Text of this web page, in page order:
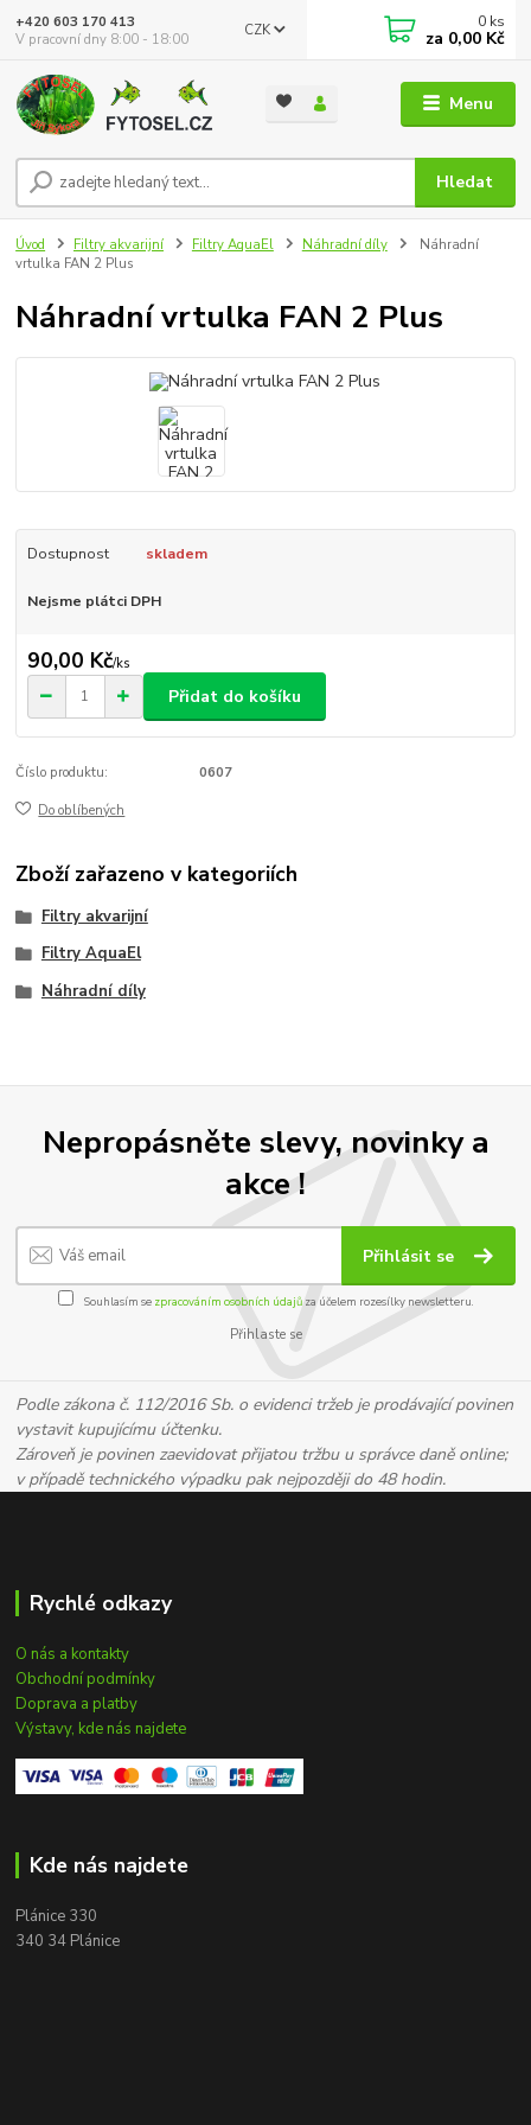
Menu
CZK
Hledat
+420 603 170 413
V pracovní dny 8:00 - 18:00
0 ks
za 0,00 Kč
Úvod Filtry akvarijní Filtry AquaEl Náhradní díly
Náhradní
vrtulka FAN 2 Plus
Náhradní vrtulka FAN 2 Plus
Dostupnost skladem
Nejsme plátci DPH
90,00 Kč/ks
Přidat do košíku
Číslo produktu: 0607
Do oblíbených
Zboží zařazeno v kategoriích
Filtry akvarijní
Filtry AquaEl
Náhradní díly
Nepropásněte slevy, novinky a
akce !
Přihlásit se
Souhlasím se zpracováním osobních údajůza účelem rozesílky newsletteru.
Přihlaste se
Podle zákona č. 112/2016 Sb. o evidenci tržeb je prodávající povinen
vystavit kupujícímu účtenku.
Zároveň je povinen zaevidovat přijatou tržbu u správce daně online;
v případě technického výpadku pak nejpozději do 48 hodin.
Rychlé odkazy
O nás a kontakty
Obchodní podmínky
Doprava a platby
Výstavy, kde nás najdete
Kde nás najdete
Plánice 330
340 34 Plánice